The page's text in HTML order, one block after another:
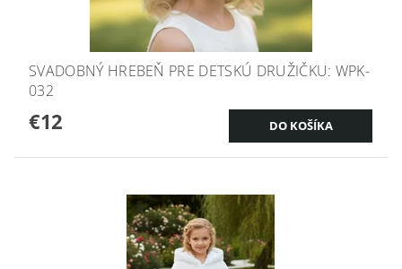
SVADOBNÝ HREBEŇ PRE DETSKÚ DRUŽIČKU: WPK-
032
€12